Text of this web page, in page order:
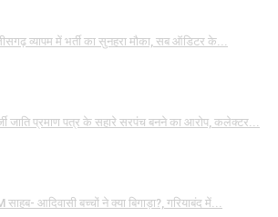
व्यापम में भर्ती का सुनहरा मौका, सब ऑडिटर के...
जाति प्रमाण पत्र के सहारे सरपंच बनने का आरोप, कलेक्टर...
साहब- आदिवासी बच्चों ने क्या बिगाड़ा?, गरियाबंद में...